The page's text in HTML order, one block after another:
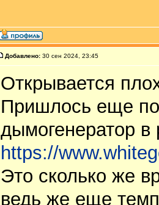
Добавлено: 30 сен 2024, 23:45
Открывается
Пришлось еще
дымогенератор в
https://
Это сколько же
ведь же еще